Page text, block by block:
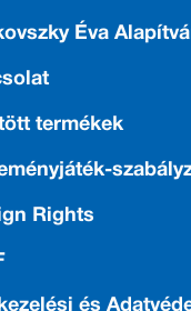
Éva
termékek
Rights
és